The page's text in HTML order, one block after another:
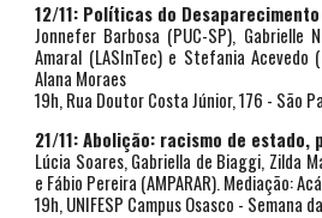
12/11: Políticas do Desaparecimento
Jonnefer Barbosa (PUC-SP), Gabrielle
Amaral (LASInTec) e Stefania Acevedo
Alana Moraes
19h, Rua Doutor Costa Júnior, 176 - São
21/11:Abolição: racismo de estado,
Lúcia Soares, Gabriella de Biaggi, Zilda
e Fábio Pereira (AMPARAR). Mediação:
19h,UNIFESP Campus Osasco - Semana